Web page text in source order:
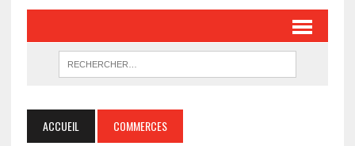
ACCUEIL COMMERCES